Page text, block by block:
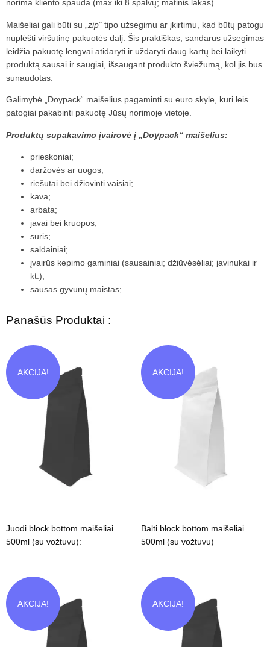
norima kliento spauda (max iki 8 spalvų; matinis lakas).
Maišeliai gali būti su „ zip“ tipo užsegimu ar įkirtimu, kad būtų patogu
nuplėšti viršutinę pakuotės dalį. Šis praktiškas, sandarus užsegimas
leidžia pakuotę lengvai atidaryti ir uždaryti daug kartų bei laikyti
produktą sausai ir saugiai, išsaugant produkto šviežumą, kol jis bus
sunaudotas.
Galimybė „Doypack“ maišelius pagaminti su euro skyle, kuri leis
patogiai pakabinti pakuotę Jūsų norimoje vietoje.
Produktų supakavimo įvairovė į „Doypack“ maišelius:
prieskoniai;
daržovės ar uogos;
riešutai bei džiovinti vaisiai;
kava;
arbata;
javai bei kruopos;
sūris;
saldainiai;
įvairūs kepimo gaminiai (sausainiai; džiūvėsėliai; javinukai ir
kt.);
sausas gyvūnų maistas;
Panašūs Produktai :
AKCIJA!
Juodi block bottom maišeliai
500ml (su vožtuvu):
AKCIJA!
Balti block bottom maišeliai
500ml (su vožtuvu)
AKCIJA! AKCIJA!